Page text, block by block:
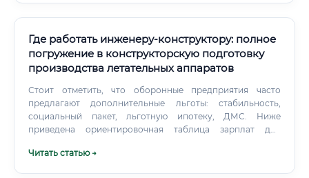
надежность, эффективность и безопасность работы
силовой установки самолета или вертолета.
Где работать инженеру-конструктору: полное
погружение в конструкторскую подготовку
производства летательных аппаратов
Стоит отметить, что оборонные предприятия часто
предлагают дополнительные льготы: стабильность,
социальный пакет, льготную ипотеку, ДМС. Ниже
приведена ориентировочная таблица зарплат для
предприятии ОПК (оборонно-промышленного
Читать статью →